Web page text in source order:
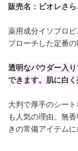
販売名：ビオレさ
薬用成分イソプロ
プローチした定番の
透明なパウダー入
できます。肌に白く
大判で厚手のシー
も人気の理由。無
きの常備アイテムに